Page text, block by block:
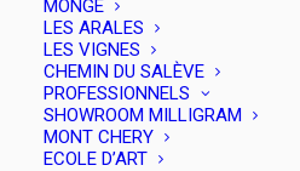
MONGE
LES ARALES
LES VIGNES
CHEMIN DU SALÈVE
PROFESSIONNELS
SHOWROOM MILLIGRAM
MONT CHERY
ECOLE D’ART
Pour qui ?